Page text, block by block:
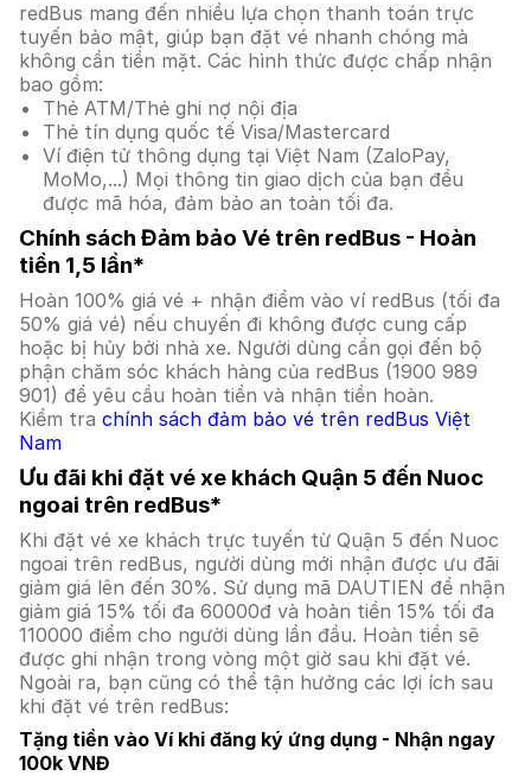
redBus mang đến nhiều lựa chọn thanh toán trực
tuyến bảo mật, giúp bạn đặt vé nhanh chóng mà
không cần tiền mặt. Các hình thức được chấp nhận
bao gồm:
Thẻ ATM/Thẻ ghi nợ nội địa
Thẻ tín dụng quốc tế Visa/Mastercard
Ví điện tử thông dụng tại Việt Nam (ZaloPay,
MoMo,...) Mọi thông tin giao dịch của bạn đều
được mã hóa, đảm bảo an toàn tối đa.
Chính sách Đảm bảo Vé trên redBus - Hoàn
tiền 1,5 lần*
Hoàn 100% giá vé + nhận điểm vào ví redBus (tối đa
50% giá vé) nếu chuyến đi không được cung cấp
hoặc bị hủy bởi nhà xe. Người dùng cần gọi đến bộ
phận chăm sóc khách hàng của redBus (1900 989
901) để yêu cầu hoàn tiền và nhận tiền hoàn.
Kiểm tra chính sách đảm bảo vé trên redBus Việt
Nam
Ưu đãi khi đặt vé xe khách Quận 5 đến Nuoc
ngoai trên redBus*
Khi đặt vé xe khách trực tuyến từ Quận 5 đến Nuoc
ngoai trên redBus, người dùng mới nhận được ưu đãi
giảm giá lên đến 30%. Sử dụng mã DAUTIEN để nhận
giảm giá 15% tối đa 60000đ và hoàn tiền 15% tối đa
110000 điểm cho người dùng lần đầu. Hoàn tiền sẽ
được ghi nhận trong vòng một giờ sau khi đặt vé.
Ngoài ra, bạn cũng có thể tận hưởng các lợi ích sau
khi đặt vé trên redBus:
Tặng tiền vào Ví khi đăng ký ứng dụng - Nhận ngay
100k VNĐ